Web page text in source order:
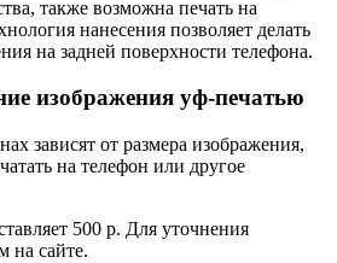
также возможна печать на
нанесения позволяет делать
на задней поверхности телефона.
изображения уф-печатью
зависят от размера изображения,
на телефон или другое
500 р. Для уточнения
на сайте.